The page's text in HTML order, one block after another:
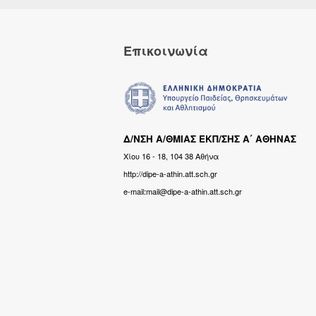
Επικοινωνία
Δ/ΝΣΗ Α/ΘΜΙΑΣ ΕΚΠ/ΣΗΣ Α΄ ΑΘΗΝΑΣ
Χίου 16 - 18, 104 38 Αθήνα
http://dipe-a-athin.att.sch.gr
e-mail:mail@dipe-a-athin.att.sch.gr